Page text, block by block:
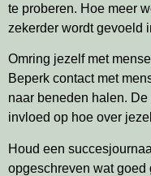
te proberen. Hoe meer
zekerder wordt gevoeld
Omring jezelf met
Beperk contact met
naar beneden halen.
invloed op hoe over
Houd een
opgeschreven wat